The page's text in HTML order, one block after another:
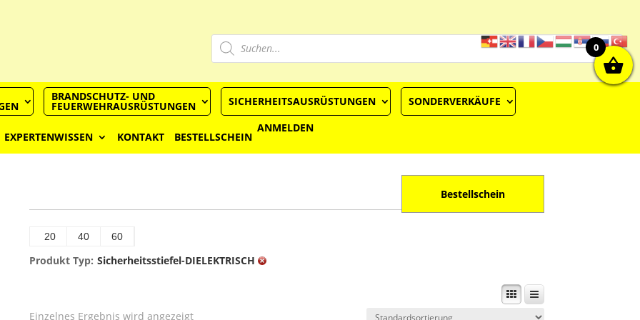
Produkts
Suchen
BRANDSCHUTZ- UND
FEUERWEHRAUSRÜSTUNGEN SICHERHEITSAUSRÜSTUNGEN SONDERVERKÄUFE
EXPERTENWISSEN KONTAKT BESTELLSCHEIN
ANMELDEN
Bestellschein
20 40 60
Produkt Typ: Sicherheitsstiefel-DIELEKTRISCH
Einzelnes Ergebnis wird angezeigt
0